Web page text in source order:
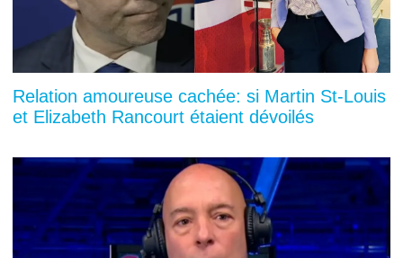
Relation amoureuse cachée: si Martin St-Louis
et Elizabeth Rancourt étaient dévoilés